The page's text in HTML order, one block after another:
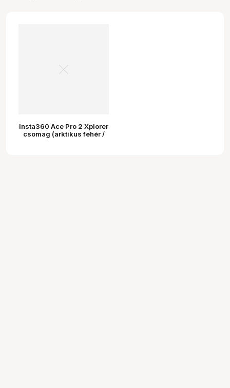
Insta360 Ace Pro 2 Xplorer
csomag (arktikus fehér /